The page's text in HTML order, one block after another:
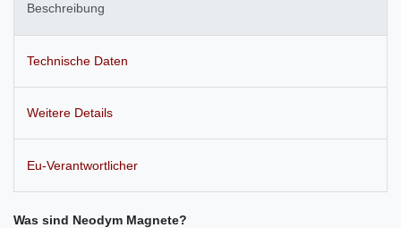
Beschreibung
Technische Daten
Weitere Details
Eu-Verantwortlicher
Was sind Neodym Magnete?